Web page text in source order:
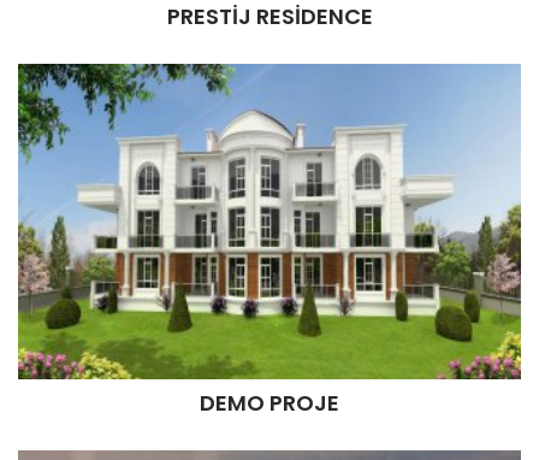
İncele
PRESTİJ RESİDENCE
İncele
DEMO PROJE